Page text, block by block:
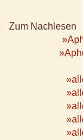
Zum Nachlesen